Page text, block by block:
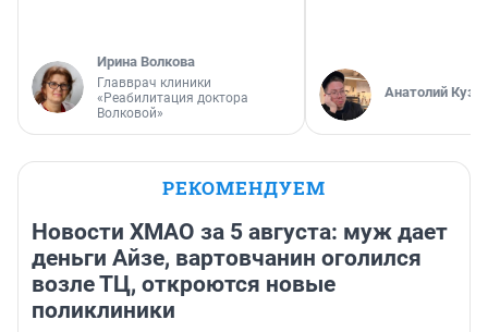
Ирина Волкова
Главврач клиники
«Реабилитация доктора
Волковой»
Анатолий
РЕКОМЕНДУЕМ
Новости ХМАО за 5 августа: муж дает
деньги Айзе, вартовчанин оголился
возле ТЦ, откроются новые
поликлиники